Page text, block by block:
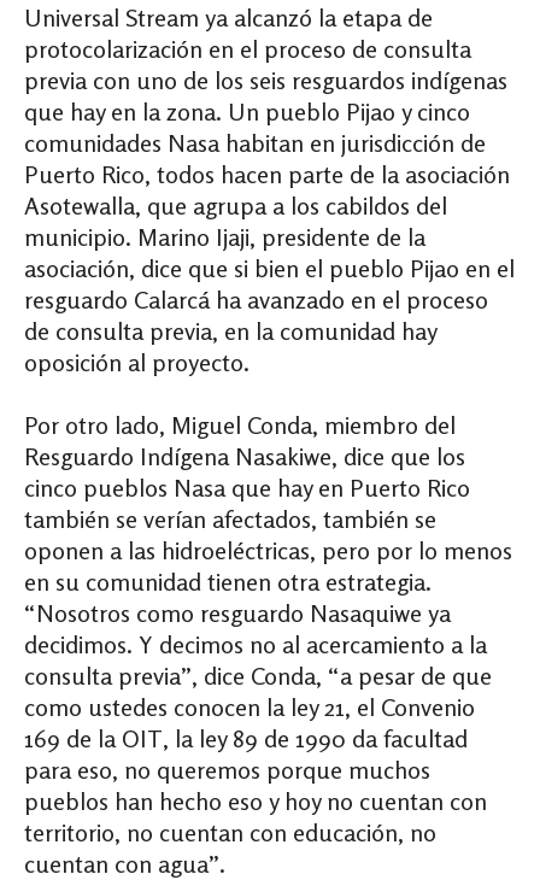
Universal Stream ya alcanzó la etapa de
protocolarización en el proceso de consulta
previa con uno de los seis resguardos indígenas
que hay en la zona. Un pueblo Pijao y cinco
comunidades Nasa habitan en jurisdicción de
Puerto Rico, todos hacen parte de la asociación
Asotewalla, que agrupa a los cabildos del
municipio. Marino Ijaji, presidente de la
asociación, dice que si bien el pueblo Pijao en el
resguardo Calarcá ha avanzado en el proceso
de consulta previa, en la comunidad hay
oposición al proyecto.
Por otro lado, Miguel Conda, miembro del
Resguardo Indígena Nasakiwe, dice que los
cinco pueblos Nasa que hay en Puerto Rico
también se verían afectados, también se
oponen a las hidroeléctricas, pero por lo menos
en su comunidad tienen otra estrategia.
“Nosotros como resguardo Nasaquiwe ya
decidimos. Y decimos no al acercamiento a la
consulta previa”, dice Conda, “a pesar de que
como ustedes conocen la ley 21, el Convenio
169 de la OIT, la ley 89 de 1990 da facultad
para eso, no queremos porque muchos
pueblos han hecho eso y hoy no cuentan con
territorio, no cuentan con educación, no
cuentan con agua”.